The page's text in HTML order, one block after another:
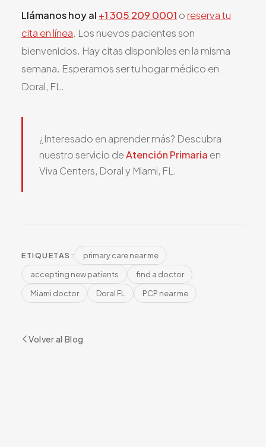
Llámanos hoy al +1 305 209 0001 oreserva tu
cita en línea. Los nuevos pacientes son
bienvenidos. Hay citas disponibles en la misma
semana. Esperamos ser tu hogar médico en
Doral, FL.
¿Interesado en aprender más? Descubra
nuestro servicio deAtención Primaria en
Viva Centers, Doral y Miami, FL.
ETIQUETAS:
primary care near me
accepting new patients
find a doctor
Miami doctor
Doral FL PCP near me
Volver al Blog